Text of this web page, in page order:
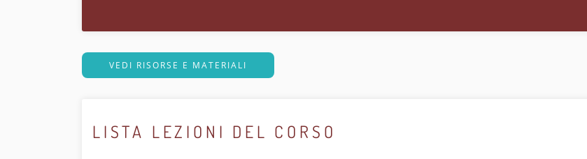
VEDI RISORSE E MATERIALI
LISTA LEZIONI DEL CORSO